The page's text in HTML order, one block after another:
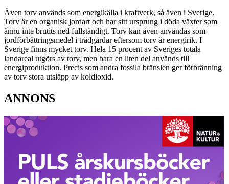
Även torv används som energikälla i kraftverk, så även i Sverige.
Torv är en organisk jordart och har sitt ursprung i döda växter som
ännu inte brutits ned fullständigt. Torv kan även användas som
jordförbättringsmedel i trädgårdar eftersom torv är energirik. I
Sverige finns mycket torv. Hela 15 procent av Sveriges totala
landareal utgörs av torv, men bara en liten del används till
energiproduktion. Precis som andra fossila bränslen ger förbränning
av torv stora utsläpp av koldioxid.
ANNONS